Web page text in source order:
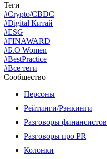
Теги
#Crypto/CBDC
#Digital Китай
#ESG
#FINAWARD
#Б.О Women
#BestPractice
#Все теги
Сообщество
Персоны
Рейтинги/Рэнкинги
Разговоры финансистов
Разговоры про PR
Колонки